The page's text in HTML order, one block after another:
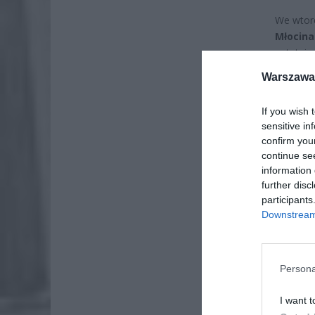
If you wish
sensitive
confirm
continue
information
further
I want
We
ostatnie